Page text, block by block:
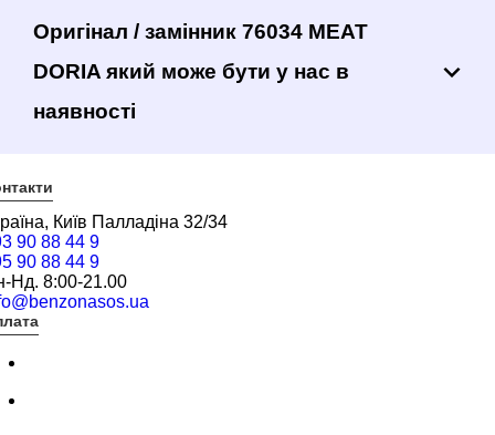
Оригінал / замінник 76034 MEAT
DORIA який може бути у нас в
наявності
Київ Палладіна 32/34
90 88 44 9
90 88 44 9
Нд. 8:00-21.00